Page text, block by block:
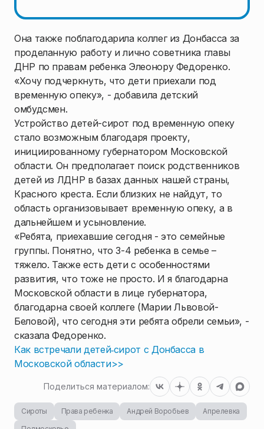
Она также поблагодарила коллег из Донбасса за
проделанную работу и лично советника главы
ДНР по правам ребенка Элеонору Федоренко.
«Хочу подчеркнуть, что дети приехали под
временную опеку», - добавила детский
омбудсмен.
Устройство детей-сирот под временную опеку
стало возможным благодаря проекту,
инициированному губернатором Московской
области. Он предполагает поиск родственников
детей из ЛДНР в базах данных нашей страны,
Красного креста. Если близких не найдут, то
область организовывает временную опеку, а в
дальнейшем и усыновление.
«Ребята, приехавшие сегодня - это семейные
группы. Понятно, что 3-4 ребенка в семье –
тяжело. Также есть дети с особенностями
развития, что тоже не просто. И я благодарна
Московской области в лице губернатора,
благодарна своей коллеге (Марии Львовой-
Беловой), что сегодня эти ребята обрели семьи», -
сказала Федоренко.
Как встречали детей‑сирот с Донбасса в
Московской области>>
Поделиться материалом:
Сироты Права ребенка Андрей Воробьев
Апрелевка